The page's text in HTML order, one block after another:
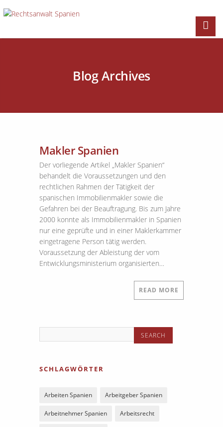
Blog Archives
Makler Spanien
Der vorliegende Artikel „Makler Spanien“
behandelt die Voraussetzungen und den
rechtlichen Rahmen der Tätigkeit der
spanischen Immobilienmakler sowie die
Gefahren bei der Beauftragung. Bis zum Jahre
2000 konnte als Immobilienmakler in Spanien
nur eine geprüfte und in einer Maklerkammer
eingetragene Person tätig werden.
Voraussetzung der Ableistung der vom
Entwicklungsministerium organisierten…
READ MORE
SCHLAGWÖRTER
Arbeiten Spanien Arbeitgeber Spanien
Arbeitnehmer Spanien Arbeitsrecht